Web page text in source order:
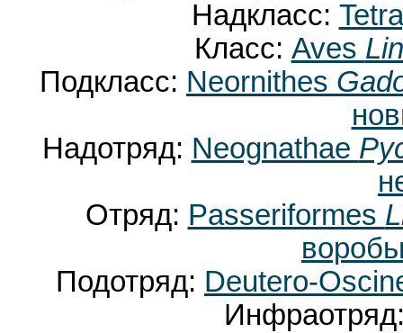
Надкласс:
Класс: Aves
Подкласс: Neornithes
Надотряд: Neognathae
Отряд: Passeriformes
Подотряд: Deutero-